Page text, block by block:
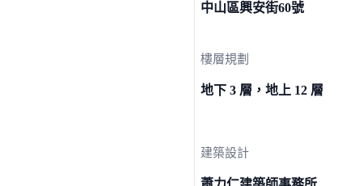
中山區興安街60號
樓層規劃
地下 3 層，地上 12 層
建築設計